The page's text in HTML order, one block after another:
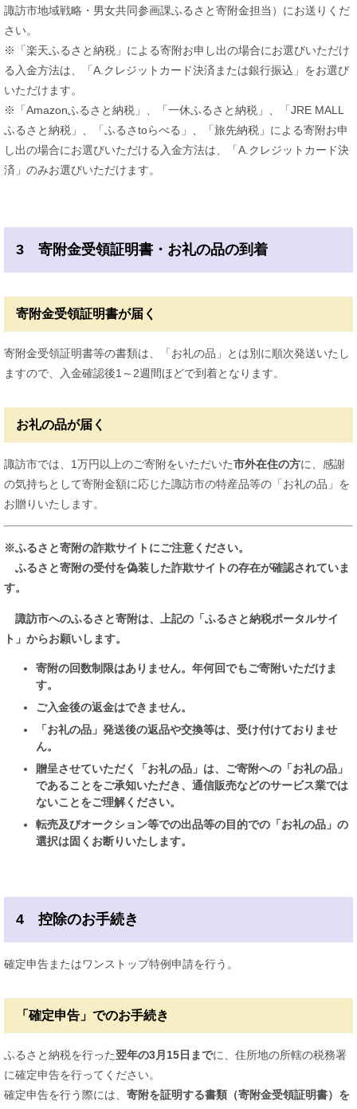
諏訪市地域戦略・男女共同参画課ふるさと寄附金担当）にお送りくだ
さい。
※「楽天ふるさと納税」による寄附お申し出の場合にお選びいただけ
る入金方法は、「A.クレジットカード決済または銀行振込」をお選び
いただけます。
※「Amazonふるさと納税」、「一休ふるさと納税」、「JRE MALL
ふるさと納税」、「ふるさtoらべる」、「旅先納税」による寄附お申
し出の場合にお選びいただける入金方法は、「A.クレジットカード決
済」のみお選びいただけます。
3 寄附金受領証明書・お礼の品の到着
寄附金受領証明書が届く
寄附金受領証明書等の書類は、「お礼の品」とは別に順次発送いたし
ますので、入金確認後1～2週間ほどで到着となります。
お礼の品が届く
諏訪市では、1万円以上のご寄附をいただいた市外在住の方に、感謝
の気持ちとして寄附金額に応じた諏訪市の特産品等の「お礼の品」を
お贈りいたします。
※ふるさと寄附の詐欺サイトにご注意ください。
ふるさと寄附の受付を偽装した詐欺サイトの存在が確認されていま
す。
諏訪市へのふるさと寄附は、上記の「ふるさと納税ポータルサイ
ト」からお願いします。
寄附の回数制限はありません。年何回でもご寄附いただけま
す。
ご入金後の返金はできません。
「お礼の品」発送後の返品や交換等は、受け付けておりませ
ん。
贈呈させていただく「お礼の品」は、ご寄附への「お礼の品」
であることをご承知いただき、通信販売などのサービス業では
ないことをご理解ください。
転売及びオークション等での出品等の目的での「お礼の品」の
選択は固くお断りいたします。
4 控除のお手続き
確定申告またはワンストップ特例申請を行う。
「確定申告」でのお手続き
ふるさと納税を行った翌年の3月15日までに、住所地の所轄の税務署
に確定申告を行ってください。
確定申告を行う際には、 寄附を証明する書類（寄附金受領証明書）を